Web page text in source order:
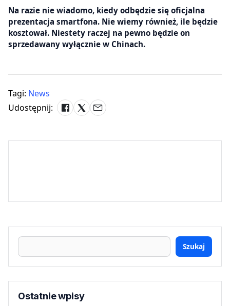
Na razie nie wiadomo, kiedy odbędzie się oficjalna
prezentacja smartfona. Nie wiemy również, ile będzie
kosztował. Niestety raczej na pewno będzie on
sprzedawany wyłącznie w Chinach.
Tagi: News
Udostępnij:
Szukaj
Ostatnie wpisy